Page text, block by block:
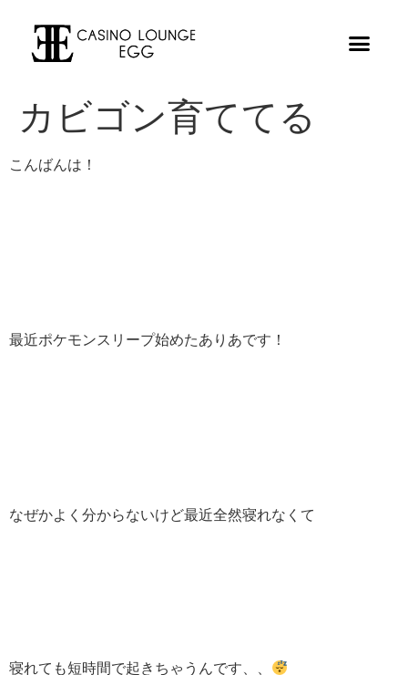
カビゴン育ててる
こんばんは！
最近ポケモンスリープ始めたありあです！
なぜかよく分からないけど最近全然寝れなくて
寝れても短時間で起きちゃうんです、、